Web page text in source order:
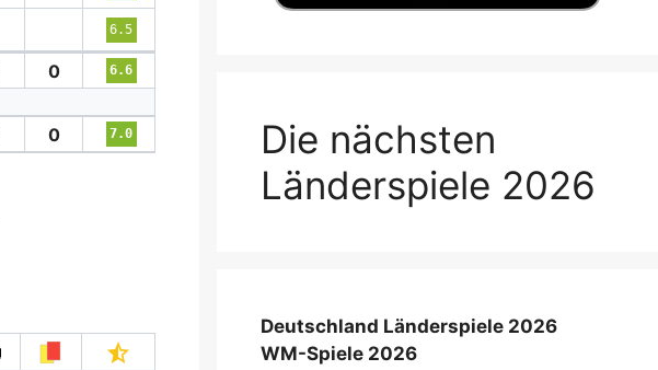
6.5
0 6.6
0 7.0
Die nächsten
Länderspiele 2026
Deutschland Länderspiele 2026
WM-Spiele 2026